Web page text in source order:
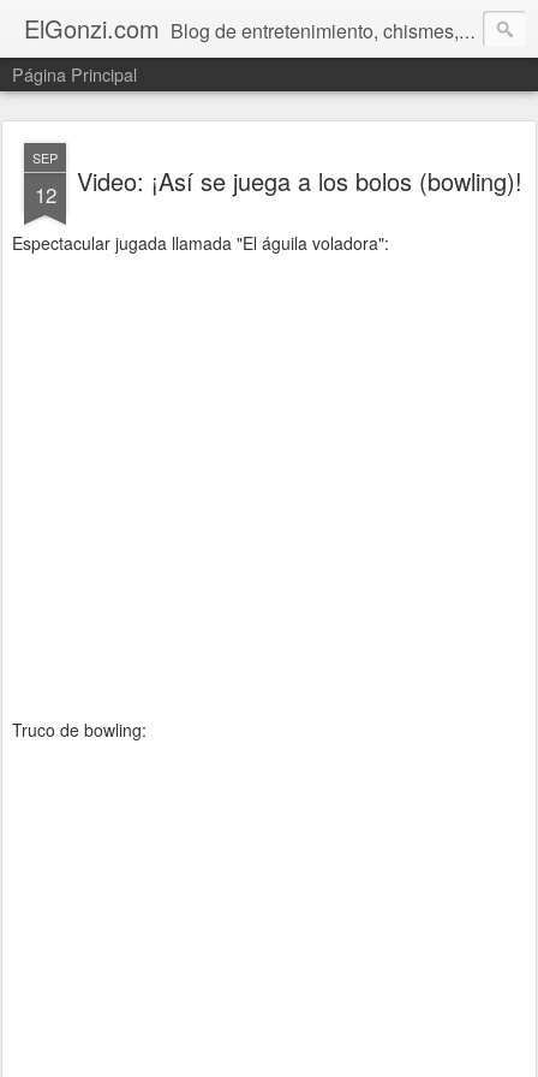
ElGonzi.com Blog de entretenimiento, chismes, humor, farándula, curiosidades, ovnis, noticias calientes, fotos, videos, paranormal y ¡más!
Página Principal
SEP
12 Video: ¡Así se juega a los bolos (bowling)!
Espectacular jugada llamada "El águila voladora":
Truco de bowling: